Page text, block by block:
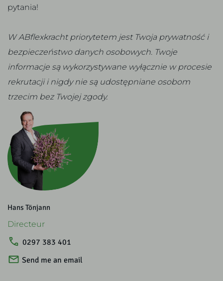
pytania!
W ABflexkracht priorytetem jest Twoja prywatność i
bezpieczeństwo danych osobowych. Twoje
informacje są wykorzystywane wyłącznie w procesie
rekrutacji i nigdy nie są udostępniane osobom
trzecim bez Twojej zgody.
Hans Tönjann
Directeur
0297 383 401
Send me an email